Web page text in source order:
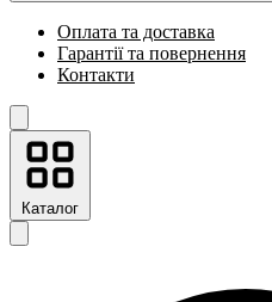
Оплата та доставка
Гарантії та повернення
Контакти
Каталог